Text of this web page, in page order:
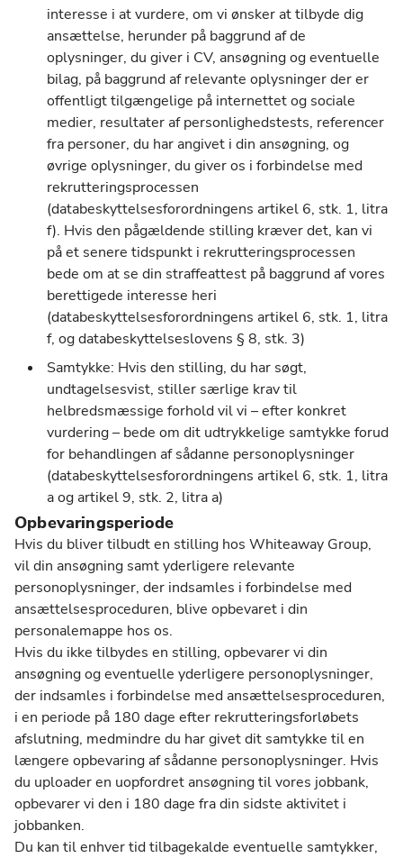
interesse i at vurdere, om vi ønsker at tilbyde dig
ansættelse, herunder på baggrund af de
oplysninger, du giver i CV, ansøgning og eventuelle
bilag, på baggrund af relevante oplysninger der er
offentligt tilgængelige på internettet og sociale
medier, resultater af personlighedstests, referencer
fra personer, du har angivet i din ansøgning, og
øvrige oplysninger, du giver os i forbindelse med
rekrutteringsprocessen
(databeskyttelsesforordningens artikel 6, stk. 1, litra
f). Hvis den pågældende stilling kræver det, kan vi
på et senere tidspunkt i rekrutteringsprocessen
bede om at se din straffeattest på baggrund af vores
berettigede interesse heri
(databeskyttelsesforordningens artikel 6, stk. 1, litra
f, og databeskyttelseslovens § 8, stk. 3)
Samtykke: Hvis den stilling, du har søgt,
undtagelsesvist, stiller særlige krav til
helbredsmæssige forhold vil vi – efter konkret
vurdering – bede om dit udtrykkelige samtykke forud
for behandlingen af sådanne personoplysninger
(databeskyttelsesforordningens artikel 6, stk. 1, litra
a og artikel 9, stk. 2, litra a)
Opbevaringsperiode
Hvis du bliver tilbudt en stilling hos Whiteaway Group,
vil din ansøgning samt yderligere relevante
personoplysninger, der indsamles i forbindelse med
ansættelsesproceduren, blive opbevaret i din
personalemappe hos os.
Hvis du ikke tilbydes en stilling, opbevarer vi din
ansøgning og eventuelle yderligere personoplysninger,
der indsamles i forbindelse med ansættelsesproceduren,
i en periode på 180 dage efter rekrutteringsforløbets
afslutning, medmindre du har givet dit samtykke til en
længere opbevaring af sådanne personoplysninger. Hvis
du uploader en uopfordret ansøgning til vores jobbank,
opbevarer vi den i 180 dage fra din sidste aktivitet i
jobbanken.
Du kan til enhver tid tilbagekalde eventuelle samtykker,